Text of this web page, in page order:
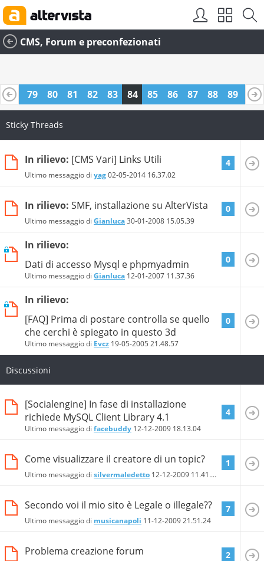
CMS, Forum e preconfezionati
78 79 80 81 82 83 84 85 86 87 88 89
90
Sticky Threads
In rilievo: [CMS Vari] Links Utili
Ultimo messaggio di yag02-05-2014 16.37.02
4
In rilievo: SMF, installazione su AlterVista
Ultimo messaggio di Gianluca30-01-2008 15.05.39
0
In rilievo:
Dati di accesso Mysql e phpmyadmin
Ultimo messaggio di Gianluca 12-01-2007 11.37.36
0
In rilievo:
[FAQ] Prima di postare controlla se quello
che cerchi è spiegato in questo 3d
Ultimo messaggio di Evcz 19-05-2005 21.48.57
0
Discussioni
[Socialengine] In fase di installazione
richiede MySQL Client Library 4.1
Ultimo messaggio di facebuddy 12-12-2009 18.13.04
4
Come visualizzare il creatore di un topic?
Ultimo messaggio di silvermaledetto 12-12-2009 11.41.32
1
Secondo voi il mio sito è Legale o illegale??
Ultimo messaggio di musicanapoli 11-12-200921.51.24
7
Problema creazione forum 2